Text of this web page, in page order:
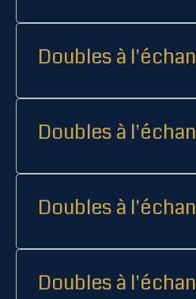
Doubles à
Doubles à
Doubles à
Doubles à